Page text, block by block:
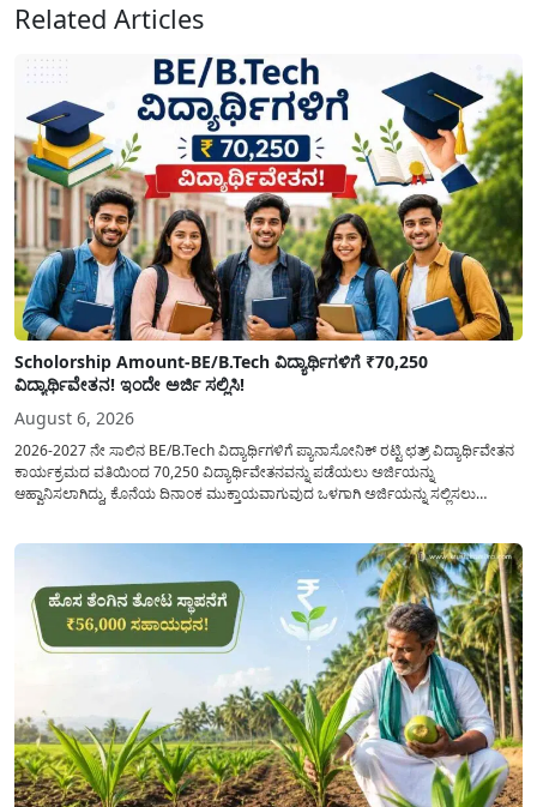
Related Articles
Scholorship Amount-BE/B.Tech ವಿದ್ಯಾರ್ಥಿಗಳಿಗೆ ₹70,250
ವಿದ್ಯಾರ್ಥಿವೇತನ! ಇಂದೇ ಅರ್ಜಿ ಸಲ್ಲಿಸಿ!
August 6, 2026
2026-2027 ನೇ ಸಾಲಿನ BE/B.Tech ವಿದ್ಯಾರ್ಥಿಗಳಿಗೆ ಪ್ಯಾನಾಸೋನಿಕ್ ರಟ್ಟಿ ಛತ್ರ್ ವಿದ್ಯಾರ್ಥಿವೇತನ
ಕಾರ್ಯಕ್ರಮದ ವತಿಯಿಂದ 70,250 ವಿದ್ಯಾರ್ಥಿವೇತನವನ್ನು ಪಡೆಯಲು ಅರ್ಜಿಯನ್ನು
ಆಹ್ವಾನಿಸಲಾಗಿದ್ದು, ಕೊನೆಯ ದಿನಾಂಕ ಮುಕ್ತಾಯವಾಗುವುದ ಒಳಗಾಗಿ ಅರ್ಜಿಯನ್ನು ಸಲ್ಲಿಸಲು